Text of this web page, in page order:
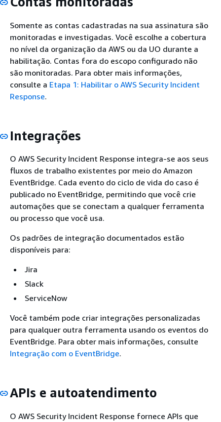
Somente as contas cadastradas na sua assinatura são
monitoradas e investigadas. Você escolhe a cobertura
no nível da organização da AWS ou da UO durante a
habilitação. Contas fora do escopo configurado não
são monitoradas. Para obter mais informações,
consulte a Etapa 1: Habilitar o AWS Security Incident
Response.
Integrações
O AWS Security Incident Response integra-se aos seus
fluxos de trabalho existentes por meio do Amazon
EventBridge. Cada evento do ciclo de vida do caso é
publicado no EventBridge, permitindo que você crie
automações que se conectam a qualquer ferramenta
ou processo que você usa.
Os padrões de integração documentados estão
disponíveis para:
Jira
Slack
ServiceNow
Você também pode criar integrações personalizadas
para qualquer outra ferramenta usando os eventos do
EventBridge. Para obter mais informações, consulte
Integração com o EventBridge.
APIs e autoatendimento
O AWS Security Incident Response fornece APIs que